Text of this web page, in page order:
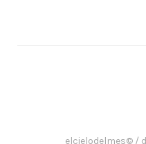
elcielodelmes© /